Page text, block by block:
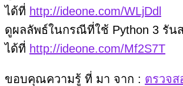
ได้ที่ http://ideone.com/WLjDdl
ดูผลลัพธ์ในกรณีที่ใช้ Python 3 รัน
ได้ที่ http://ideone.com/Mf2S7T
ขอบคุณความรู้ ที่ มา จาก : ตรวจส